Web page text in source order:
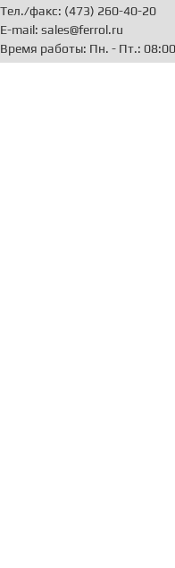
Тел./факс: (473) 260-40-20
E-mail: sales@ferrol.ru
Время работы: Пн. - Пт.: